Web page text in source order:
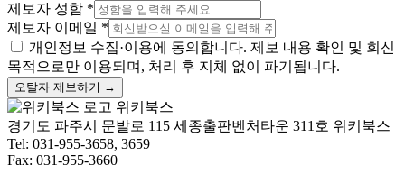
제보자 성함 *
제보자 이메일 *
개인정보 수집·이용에 동의합니다. 제보 내용 확인 및 회신
목적으로만 이용되며, 처리 후 지체 없이 파기됩니다.
오탈자 제보하기 →
위키북스
경기도 파주시 문발로 115 세종출판벤처타운 311호 위키북스
Tel: 031-955-3658, 3659
Fax: 031-955-3660